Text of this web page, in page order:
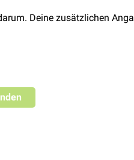
Deine zusätzlichen